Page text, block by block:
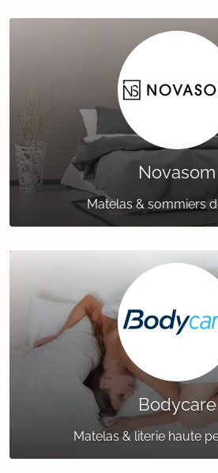
Novasom
Matelas & sommiers
Bodycare
Matelas & literie haute